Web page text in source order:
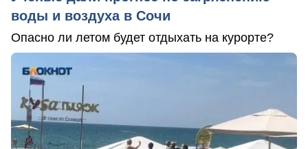
воды и воздуха в Сочи
Опасно ли летом будет отдыхать на курорте?